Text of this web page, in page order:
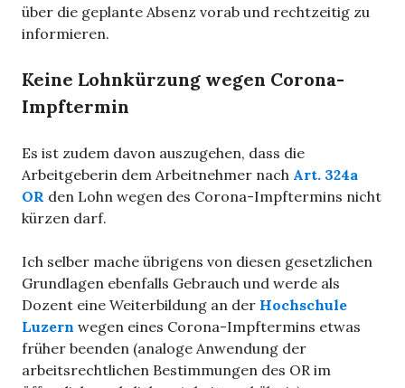
über die geplante Absenz vorab und rechtzeitig zu
informieren.
Keine Lohnkürzung wegen Corona-
Impftermin
Es ist zudem davon auszugehen, dass die
Arbeitgeberin dem Arbeitnehmer nach Art. 324a
OR den Lohn wegen des Corona-Impftermins nicht
kürzen darf.
Ich selber mache übrigens von diesen gesetzlichen
Grundlagen ebenfalls Gebrauch und werde als
Dozent eine Weiterbildung an der Hochschule
Luzern wegen eines Corona-Impftermins etwas
früher beenden (analoge Anwendung der
arbeitsrechtlichen Bestimmungen des OR im